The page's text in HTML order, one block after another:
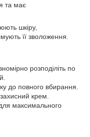
та має
шкіру,
її зволоження.
розподіліть по
до повного вбирання.
крем.
максимального